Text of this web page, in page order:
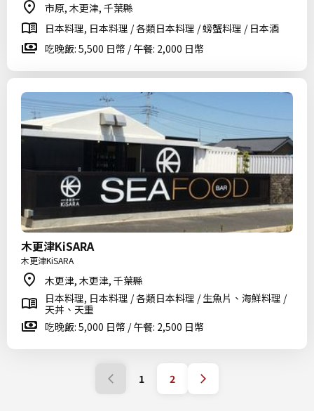
市原, 木更津, 千葉縣
日本料理, 日本料理 / 各類日本料理 / 螃蟹料理 / 日本酒
吃晚飯: 5,500 日幣 / 午餐: 2,000 日幣
木更津KiSARA
木更津KiSARA
木更津, 木更津, 千葉縣
日本料理, 日本料理 / 各類日本料理 / 生魚片、海鮮料理 /
天丼、天重
吃晚飯: 5,000 日幣 / 午餐: 2,500 日幣
1 2